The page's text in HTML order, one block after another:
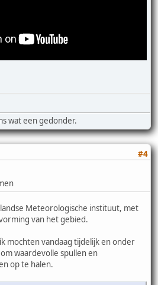
wat een gedonder.
#4
Meteorologische instituut, met
van het gebied.
mochten vandaag tijdelijk en onder
waardevolle spullen en
op te halen.